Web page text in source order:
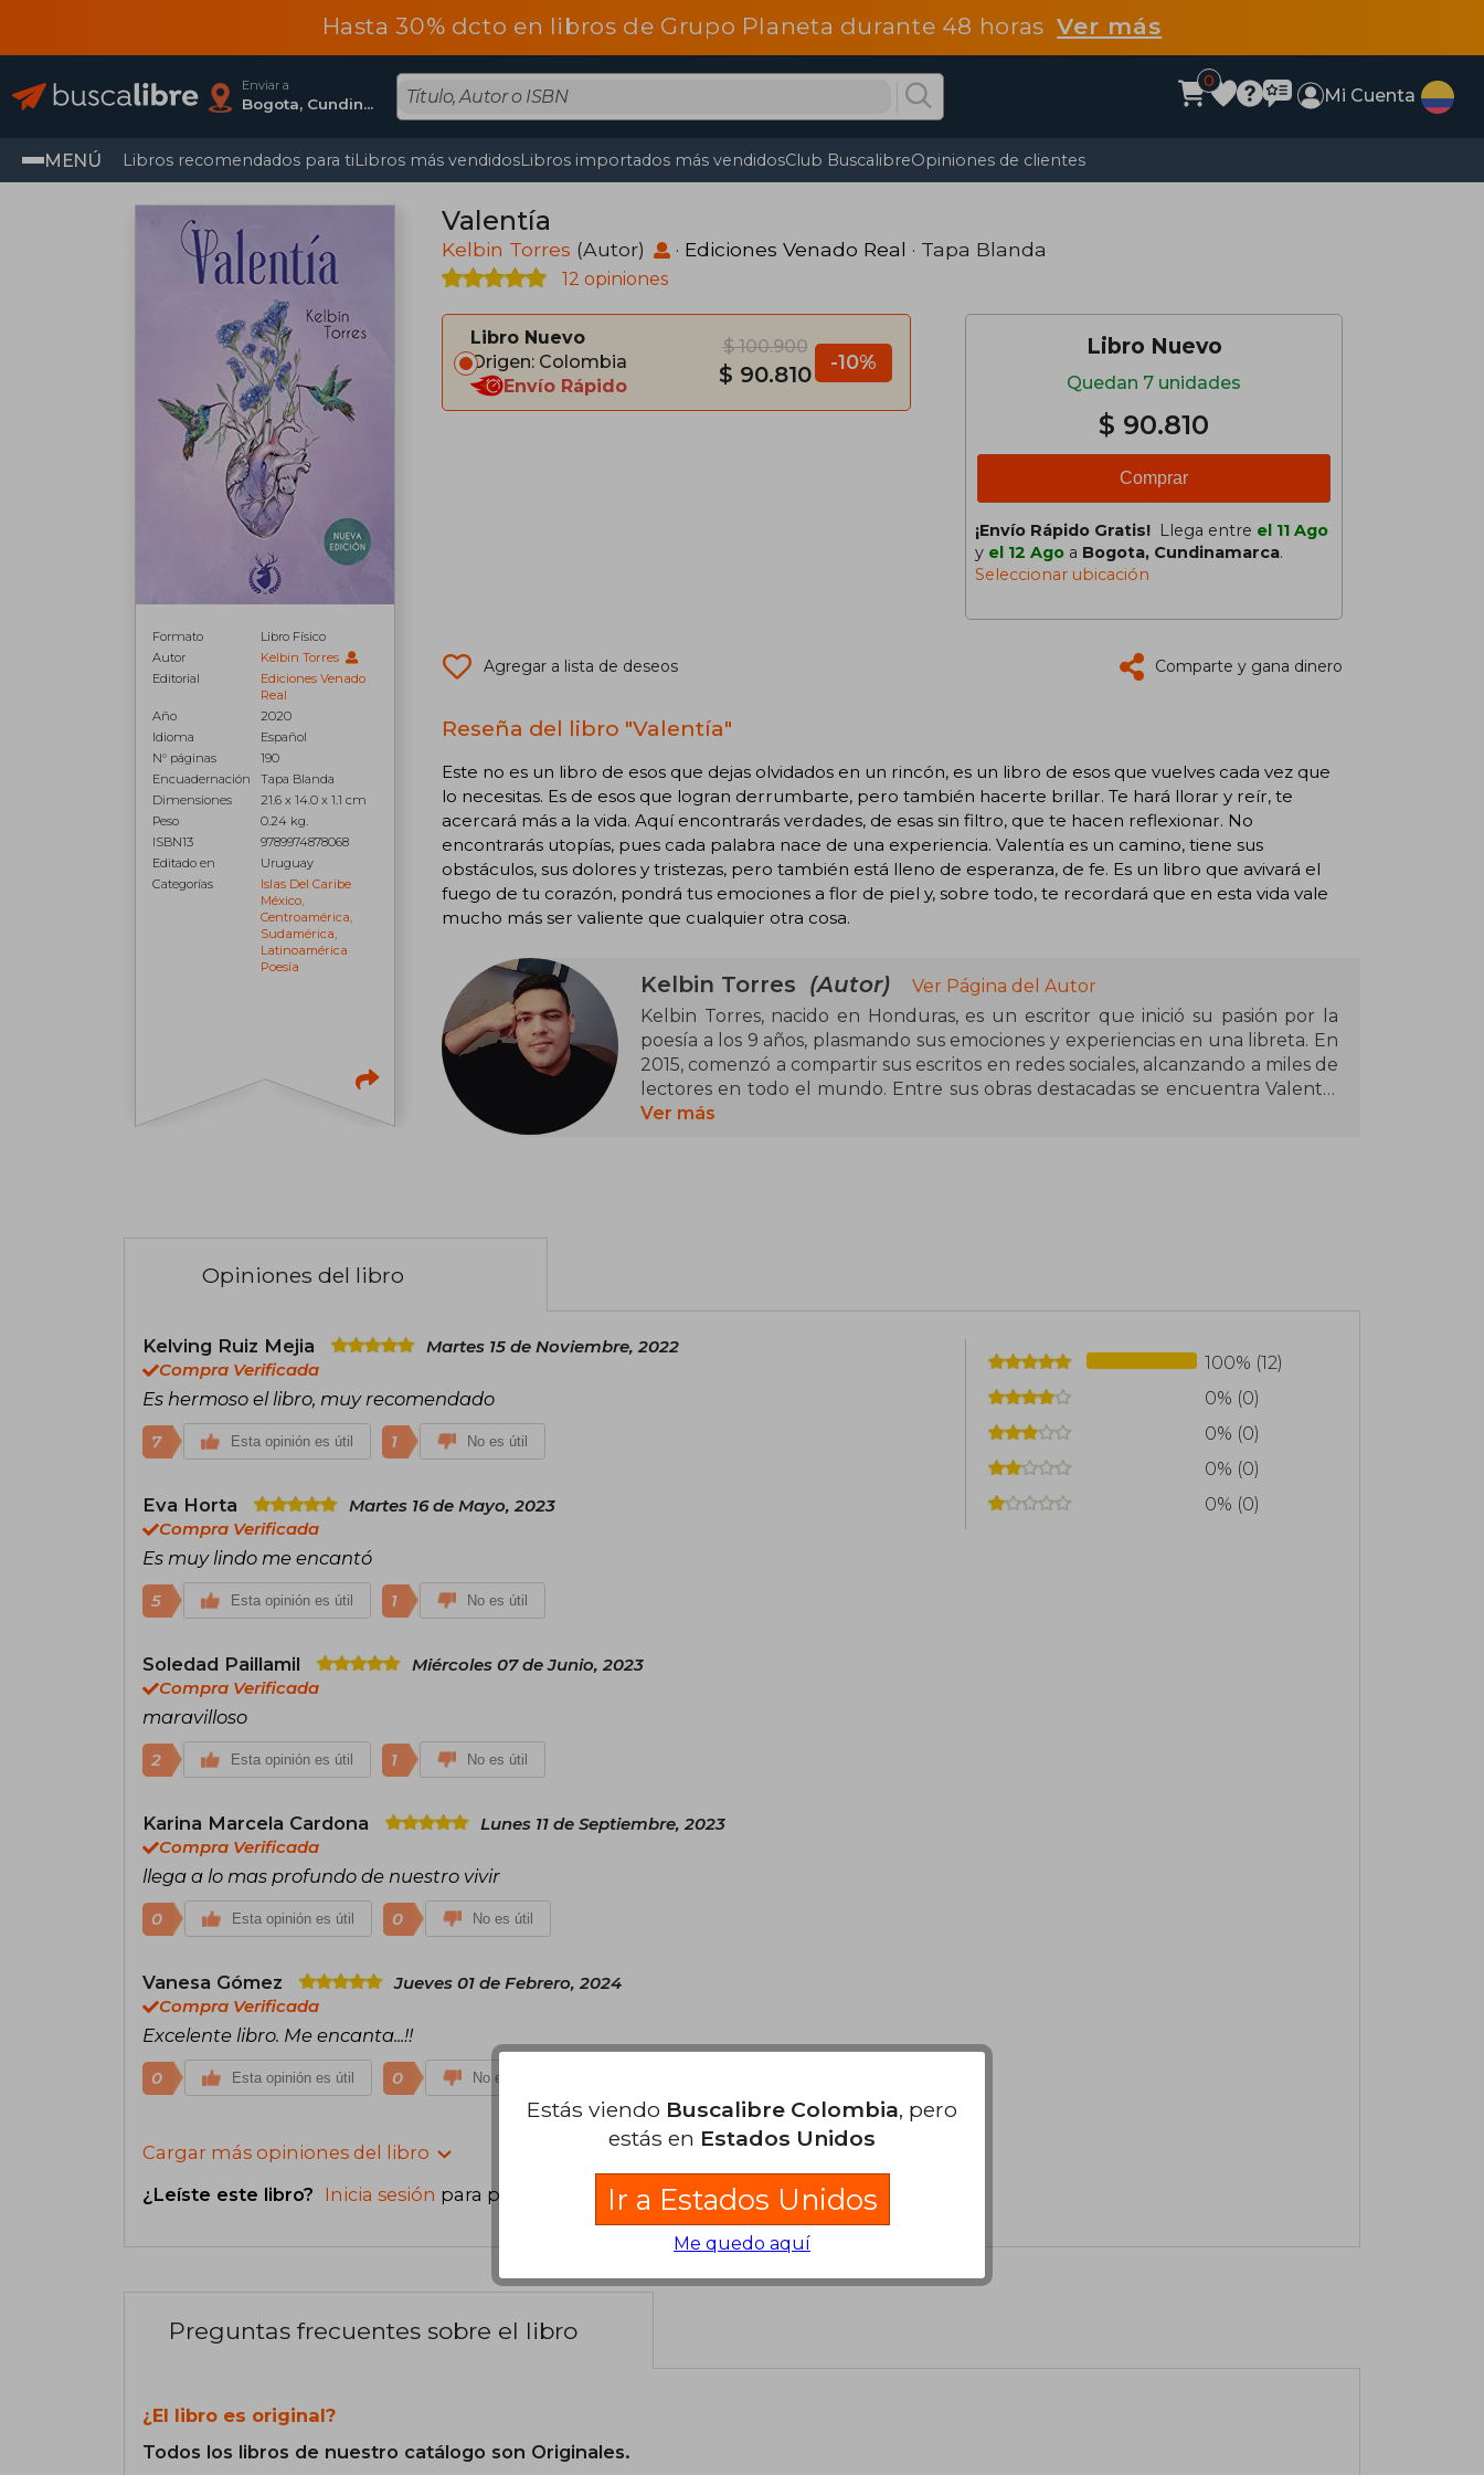
Hasta 30% dcto en libros de Grupo Planeta durante 48 horasVer más
Enviar a
Bogota, Cundinamarca
0
Mi Cuenta
MENÚ Libros recomendados para tiLibros más vendidosLibros importados más vendidosClub BuscalibreOpiniones de clientes
Formato
Libro Físico
Autor
Kelbin Torres
Editorial
Ediciones Venado
Real
Año
2020
Idioma
Español
N° páginas
190
Encuadernación
Tapa Blanda
Dimensiones
21.6 x 14.0 x 1.1 cm
Peso
0.24 kg.
ISBN13
9789974878068
Editado en
Uruguay
Categorías
Islas Del Caribe
México,
Centroamérica,
Sudamérica,
Latinoamérica
Poesía
Valentía
Kelbin Torres (Autor) · Ediciones Venado Real · Tapa Blanda
12 opiniones
Libro Nuevo
Origen: Colombia
Envío Rápido
$ 100.900
$ 90.810 -10%
Libro Nuevo
Quedan 7 unidades
$ 90.810
Comprar
¡Envío Rápido Gratis! Llega entre el 11 Ago
y el 12 Ago a Bogota, Cundinamarca.
Seleccionar ubicación
Agregar a lista de deseos Comparte y gana dinero
Reseña del libro "Valentía"
Este no es un libro de esos que dejas olvidados en un rincón, es un libro de esos que vuelves cada vez que
lo necesitas. Es de esos que logran derrumbarte, pero también hacerte brillar. Te hará llorar y reír, te
acercará más a la vida. Aquí encontrarás verdades, de esas sin filtro, que te hacen reflexionar. No
encontrarás utopías, pues cada palabra nace de una experiencia. Valentía es un camino, tiene sus
obstáculos, sus dolores y tristezas, pero también está lleno de esperanza, de fe. Es un libro que avivará el
fuego de tu corazón, pondrá tus emociones a flor de piel y, sobre todo, te recordará que en esta vida vale
mucho más ser valiente que cualquier otra cosa.
Kelbin Torres (Autor)
Ver Página del Autor
Kelbin Torres, nacido en Honduras, es un escritor que inició su pasión por la
poesía a los 9 años, plasmando sus emociones y experiencias en una libreta. En
2015, comenzó a compartir sus escritos en redes sociales, alcanzando a miles de
lectores en todo el mundo. Entre sus obras destacadas se encuentra Valentía
(2020), un libro que aviva el fuego del corazón y recuerda la importancia de la
Ver más
Opiniones del libro
Kelving Ruiz Mejia
Martes 15 de Noviembre, 2022
Compra Verificada
Es hermoso el libro, muy recomendado
7 Esta opinión es útil 1 No es útil
Eva Horta
Martes 16 de Mayo, 2023
Compra Verificada
Es muy lindo me encantó
5 Esta opinión es útil 1 No es útil
Soledad Paillamil
Miércoles 07 de Junio, 2023
Compra Verificada
maravilloso
2 Esta opinión es útil 1 No es útil
Karina Marcela Cardona
Lunes 11 de Septiembre, 2023
Compra Verificada
llega a lo mas profundo de nuestro vivir
0 Esta opinión es útil 0 No es útil
Vanesa Gómez
Jueves 01 de Febrero, 2024
Compra Verificada
Excelente libro. Me encanta...!!
0 Esta opinión es útil 0 No es útil
Cargar más opiniones del libro
¿Leíste este libro? Inicia sesión para poder agregar tu propia evaluación .
100% (12)
0% (0)
0% (0)
0% (0)
0% (0)
Preguntas frecuentes sobre el libro
¿El libro es original?
Todos los libros de nuestro catálogo son Originales.
Estás viendo Buscalibre Colombia, pero
estás en Estados Unidos
Ir a Estados Unidos
Me quedo aquí